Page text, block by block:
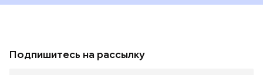
Подпишитесь на рассылку